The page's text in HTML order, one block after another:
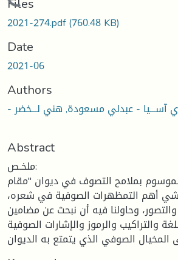
2021-274.pdf(760.48 KB)
Date
2021-06
Authors
آســـيا - عبدلي مسعودة, هني لـــخضر
Abstract
ملخـص:
بملامح التصوف في ديوان "مقام
أهم التمظهرات الصوفية في شعره،
وحاولنا فيه أن نبحث عن مضامين
والتراكيب والرموز والإشارات الصوفية